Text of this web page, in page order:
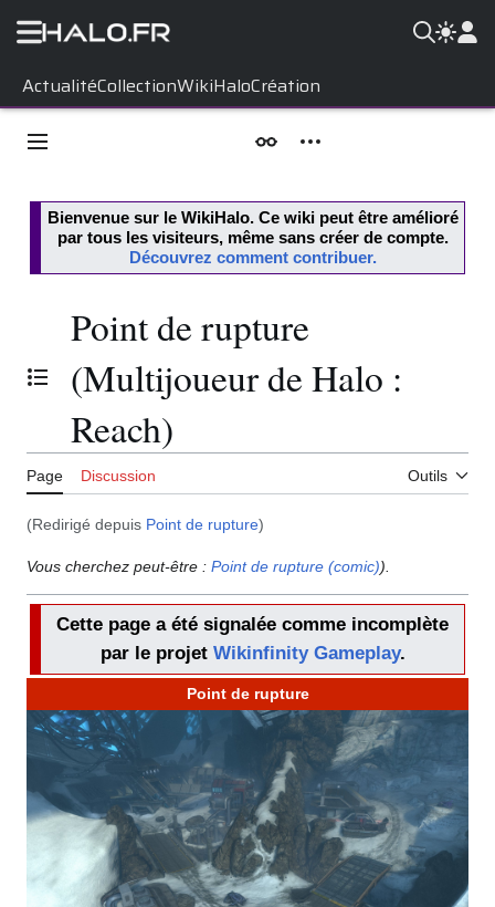
ActualitéCollectionWikiHaloCréation
contenu
Menu principal ApparenceOutils personnels
Bienvenue sur le WikiHalo. Ce wiki peut être amélioré
par tous les visiteurs, même sans créer de compte.
Découvrez comment contribuer.
Basculer la table des matières
Point de rupture
(Multijoueur de Halo :
Reach)
Page Discussion Outils
(Redirigé depuis Point de rupture)
Vous cherchez peut-être : Point de rupture (comic)).
Cette page a été signalée comme incomplète
par le projet Wikinfinity Gameplay.
Point de rupture